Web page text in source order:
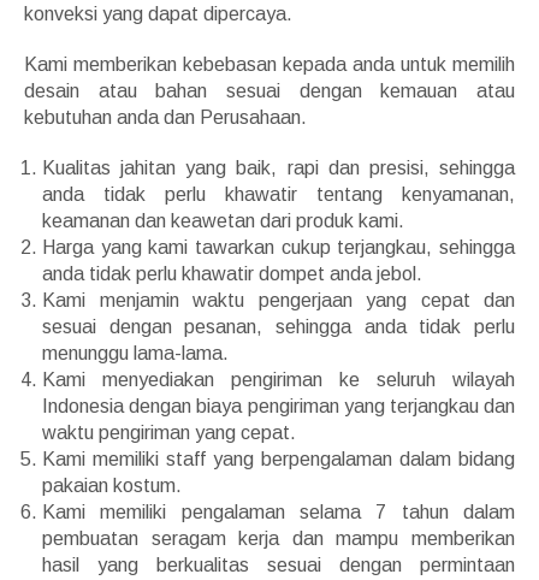
konveksi yang dapat dipercaya.
Kami memberikan kebebasan kepada anda untuk memilih
desain atau bahan sesuai dengan kemauan atau
kebutuhan anda dan Perusahaan.
Kualitas jahitan yang baik, rapi dan presisi, sehingga
anda tidak perlu khawatir tentang kenyamanan,
keamanan dan keawetan dari produk kami.
Harga yang kami tawarkan cukup terjangkau, sehingga
anda tidak perlu khawatir dompet anda jebol.
Kami menjamin waktu pengerjaan yang cepat dan
sesuai dengan pesanan, sehingga anda tidak perlu
menunggu lama-lama.
Kami menyediakan pengiriman ke seluruh wilayah
Indonesia dengan biaya pengiriman yang terjangkau dan
waktu pengiriman yang cepat.
Kami memiliki staff yang berpengalaman dalam bidang
pakaian kostum.
Kami memiliki pengalaman selama 7 tahun dalam
pembuatan seragam kerja dan mampu memberikan
hasil yang berkualitas sesuai dengan permintaan